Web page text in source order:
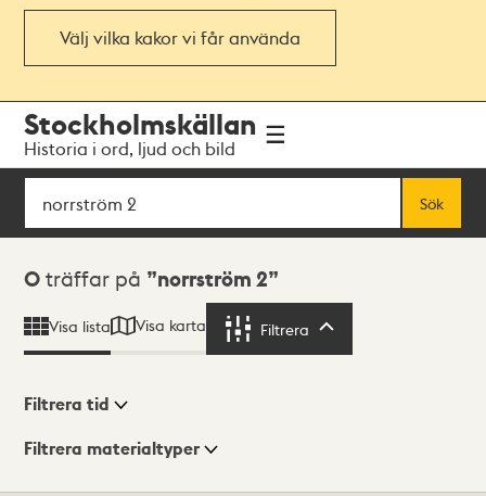
Välj vilka kakor vi får använda
navigationen
huvudinnehållet
Stockholmskällan
Historia i ord, ljud och bild
Sök
Sök
Sökresultat
0 träffar på norrström 2
Visa lista Visa karta Filtrera
Visningsläge
Filtrera tid
Filtrera materialtyper